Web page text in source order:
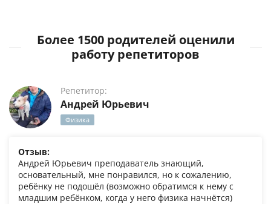
Более 1500 родителей оценили
работу репетиторов
Репетитор:
Андрей Юрьевич
Физика
Отзыв:
Андрей Юрьевич преподаватель знающий,
основательный, мне понравился, но к сожалению,
ребёнку не подошёл (возможно обратимся к нему с
младшим ребёнком, когда у него физика начнётся)